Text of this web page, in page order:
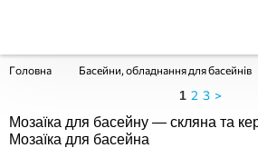
Головна Басейни, обладнання для басейнів
1 2 3 >
Мозаїка для басейну — скляна та
Мозаїка для басейна